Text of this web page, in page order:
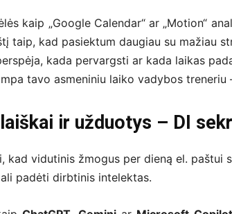
kaip „Google Calendar“ ar „Motion“
taip, kad pasiektum daugiau su mažiau
kada pervargsti ar kada laikas
tavo asmeniniu laiko vadybos treneriu
ir užduotys – DI
kad vidutinis žmogus per dieną el. paštui
padėti dirbtinis intelektas.